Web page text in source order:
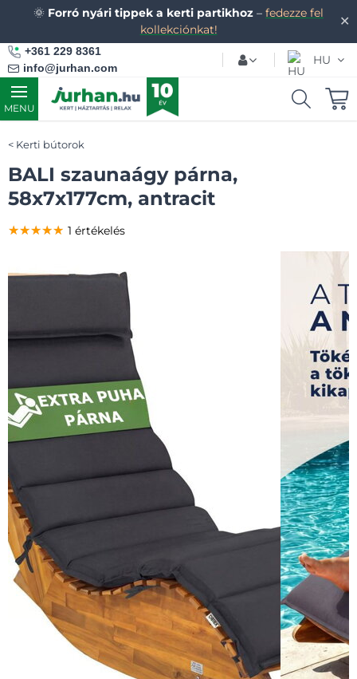
✕
🌞 Forró nyári tippek a kerti partikhoz – fedezze fel
kollekciónkat!
+361 229 8361
info@jurhan.com
HU
MENU
Kerti bútorok
BALI szaunaágy párna,
58x7x177cm, antracit
★★★★★
★★★★★
★★★★★ 1 értékelés